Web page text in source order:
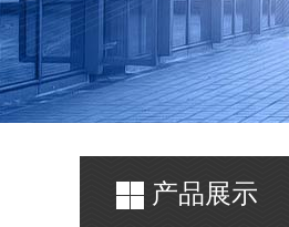
产品展示